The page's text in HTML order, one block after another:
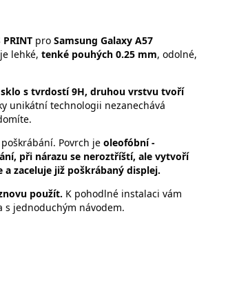
pro Samsung Galaxy A57
lehké, tenké pouhých 0.25 mm, odolné,
s tvrdostí 9H, druhou vrstvu tvoří
unikátní technologii nezanechává
Povrch je oleofóbní -
při nárazu se neroztříští, ale vytvoří
zaceluje již poškrábaný displej.
použít. K pohodlné instalaci vám
s jednoduchým návodem.